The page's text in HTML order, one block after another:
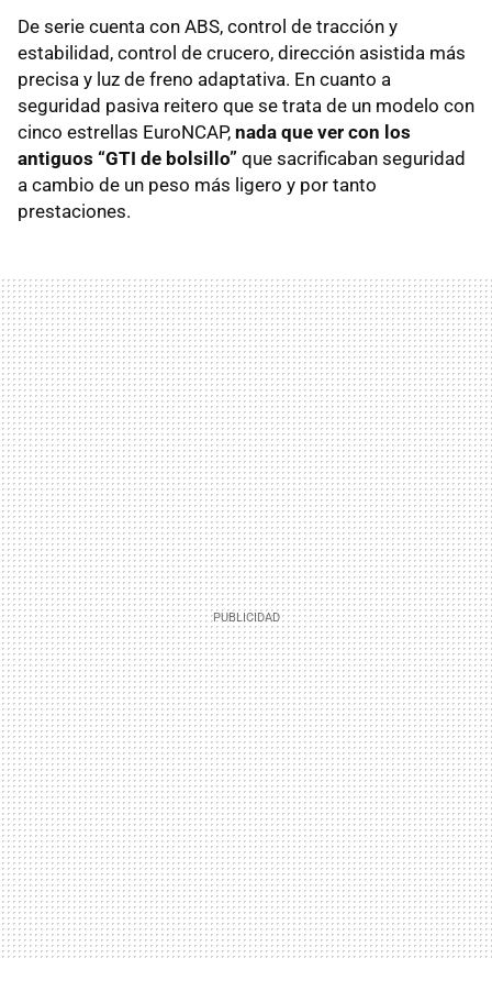
De serie cuenta con ABS, control de tracción y
estabilidad, control de crucero, dirección asistida más
precisa y luz de freno adaptativa. En cuanto a
seguridad pasiva reitero que se trata de un modelo con
cinco estrellas EuroNCAP, nada que ver con los
antiguos “GTI de bolsillo” que sacrificaban seguridad
a cambio de un peso más ligero y por tanto
prestaciones.